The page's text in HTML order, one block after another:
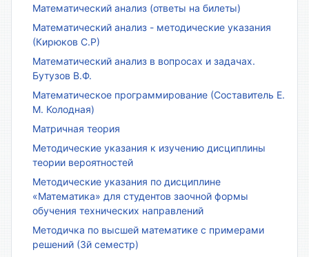
Математический анализ (ответы на билеты)
Математический анализ - методические указания
(Кирюков С.Р)
Математический анализ в вопросах и задачах.
Бутузов В.Ф.
Математическое программирование (Составитель Е.
М. Колодная)
Матричная теория
Методические указания к изучению дисциплины
теории вероятностей
Методические указания по дисциплине
«Математика» для студентов заочной формы
обучения технических направлений
Методичка по высшей математике с примерами
решений (3й семестр)